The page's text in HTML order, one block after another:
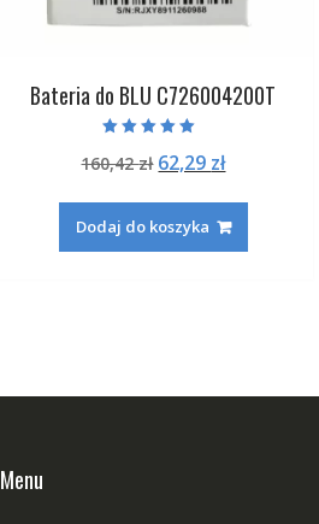
Bateria do BLU C726004200T
5.00
na 5
160,42zł Pierwotna
wynosiła:
160,42 zł.
62,29 złAktualna
62,29 zł.
Dodaj do koszyka
Menu